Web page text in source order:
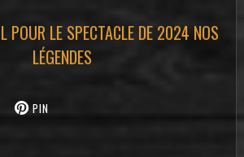
POUR LE SPECTACLE DE 2024 NOS
LÉGENDES
PIN